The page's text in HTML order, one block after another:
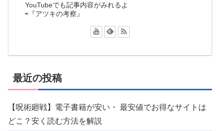
YouTubeでも記事内容がみれるよ
⇨『アツキの考察』
最近の投稿
【呪術廻戦】電子書籍が安い・ 最安値でお得なサイトは
どこ？安く読む方法を解説